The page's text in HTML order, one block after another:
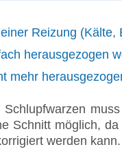
Reizung
herausgezogen
mehr
Schnitt möglich,
werden kann.